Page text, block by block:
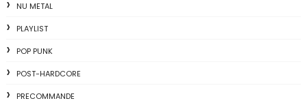
NU METAL
PLAYLIST
POP PUNK
POST-HARDCORE
PRECOMMANDE